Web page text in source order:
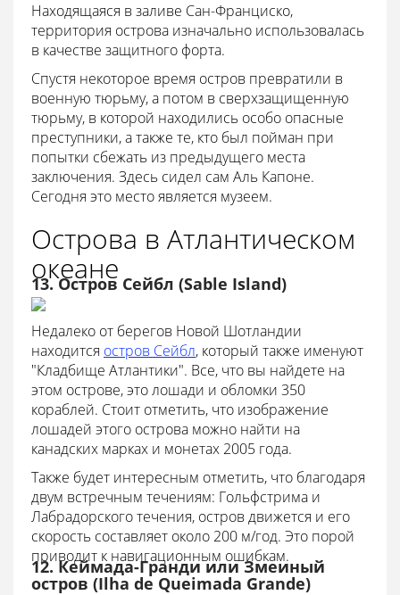
Находящаяся в заливе Сан-Франциско,
территория острова изначально использовалась
в качестве защитного форта.
Спустя некоторое время остров превратили в
военную тюрьму, а потом в сверхзащищенную
тюрьму, в которой находились особо опасные
преступники, а также те, кто был пойман при
попытки сбежать из предыдущего места
заключения. Здесь сидел сам Аль Капоне.
Сегодня это место является музеем.
Острова в Атлантическом
океане
13. Остров Сейбл (Sable Island)
Недалеко от берегов Новой Шотландии
находится остров Сейбл, который также именуют
"Кладбище Атлантики". Все, что вы найдете на
этом острове, это лошади и обломки 350
кораблей. Стоит отметить, что изображение
лошадей этого острова можно найти на
канадских марках и монетах 2005 года.
Также будет интересным отметить, что благодаря
двум встречным течениям: Гольфстрима и
Лабрадорского течения, остров движется и его
скорость составляет около 200 м/год. Это порой
приводит к навигационным ошибкам.
12. Кеймада-Гранди или Змеиный
остров (Ilha de Queimada Grande)